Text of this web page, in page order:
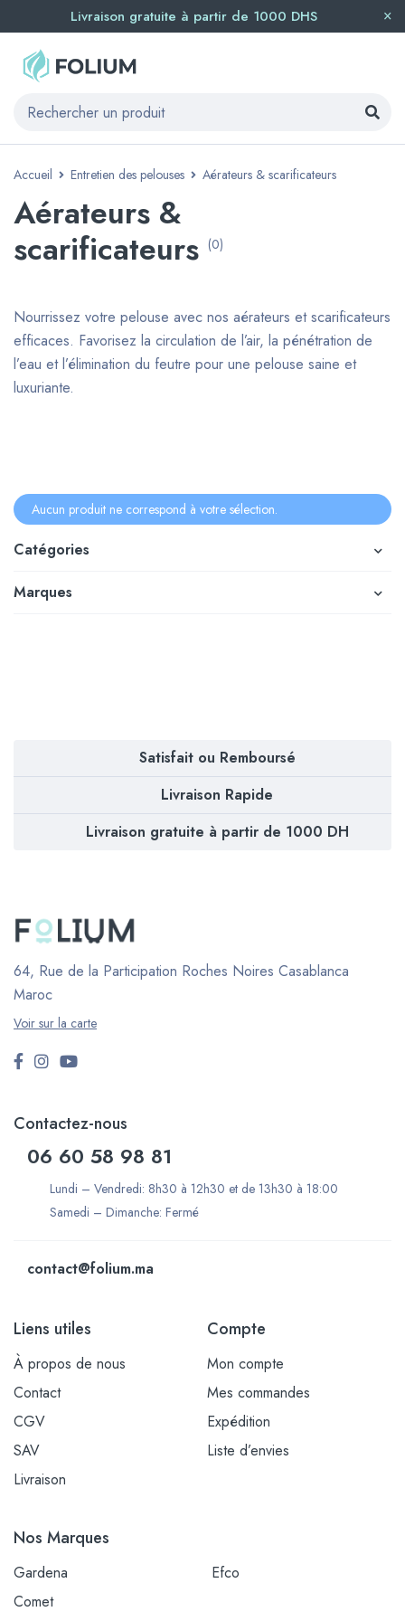
Livraison gratuite à partir de 1000 DHS
Accueil Entretien des pelouses Aérateurs & scarificateurs
Aérateurs &
scarificateurs (0)
Catégories
Marques
Nourrissez votre pelouse avec nos aérateurs et scarificateurs
efficaces. Favorisez la circulation de l’air, la pénétration de
l’eau et l’élimination du feutre pour une pelouse saine et
luxuriante.
Aucun produit ne correspond à votre sélection.
Satisfait ou Remboursé
Livraison Rapide
Livraison gratuite à partir de 1000 DH
64, Rue de la Participation Roches Noires Casablanca
Maroc
Voir sur la carte
Contactez-nous
06 60 58 98 81
Lundi – Vendredi: 8h30 à 12h30 et de 13h30 à 18:00
Samedi – Dimanche: Fermé
contact@folium.ma
Liens utiles
À propos de nous
Contact
CGV
SAV
Livraison
Compte
Mon compte
Mes commandes
Expédition
Liste d’envies
Nos Marques
Gardena
Efco
Comet